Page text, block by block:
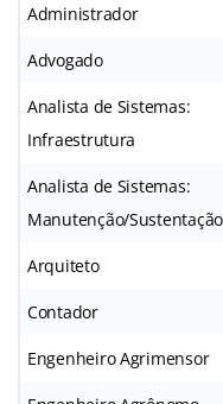
Administrador
Advogado
Analista de Sistemas:
Infraestrutura
Analista de Sistemas:
Manutenção/Sustentação
Arquiteto
Contador
Engenheiro Agrimensor